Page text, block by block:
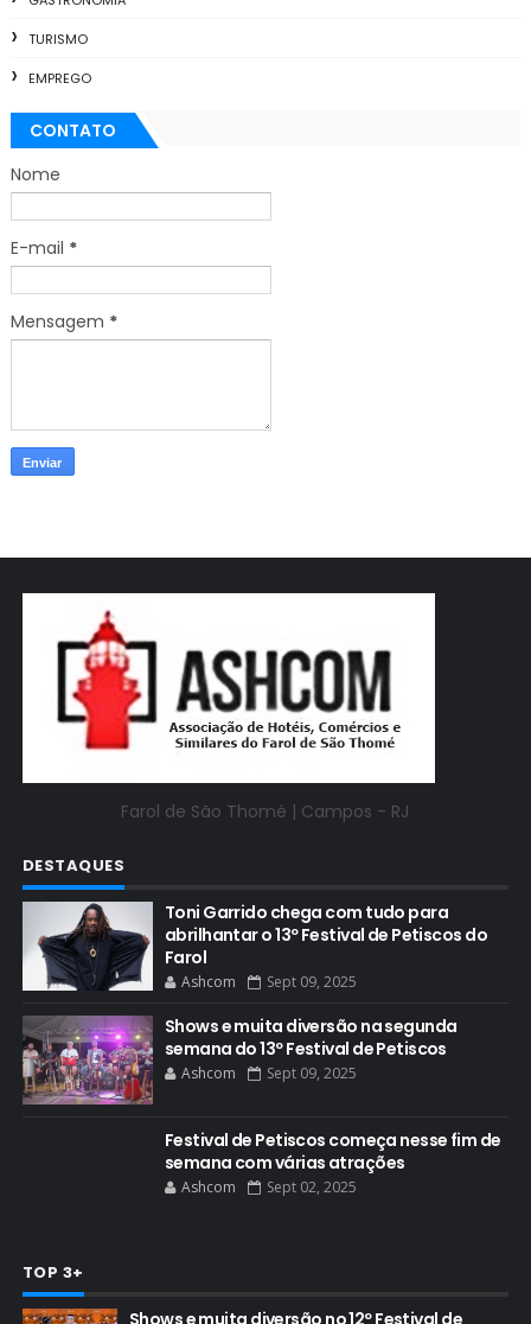
TURISMO
EMPREGO
CONTATO
Nome
E-mail *
Mensagem *
Farol de São Thomé | Campos - RJ
DESTAQUES
Toni Garrido chega com tudo para
abrilhantar o 13º Festival de Petiscos do
Farol
Ashcom Sept 09, 2025
Shows e muita diversão na segunda
semana do 13º Festival de Petiscos
Ashcom Sept 09, 2025
Festival de Petiscos começa nesse fim de
semana com várias atrações
Ashcom Sept 02, 2025
TOP 3+